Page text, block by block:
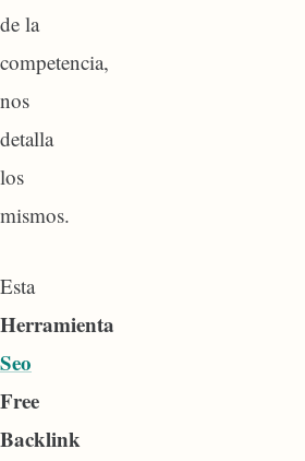
de la
competencia,
nos
detalla
los
mismos.
Esta
Herramienta
Seo
Free
Backlink